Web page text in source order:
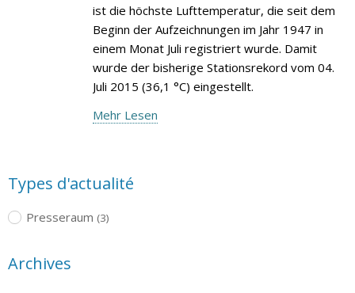
ist die höchste Lufttemperatur, die seit dem
Beginn der Aufzeichnungen im Jahr 1947 in
einem Monat Juli registriert wurde. Damit
wurde der bisherige Stationsrekord vom 04.
Juli 2015 (36,1 °C) eingestellt.
Mehr Lesen
Types d'actualité
Presseraum (3)
Archives